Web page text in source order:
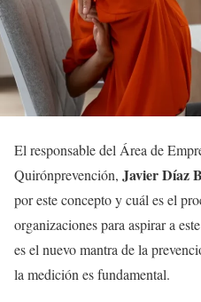
El responsable del Área de
Quirónprevención, Javier Díaz
por este concepto y cuál es el
organizaciones para aspirar a
es el nuevo mantra de la
la medición es fundamental.